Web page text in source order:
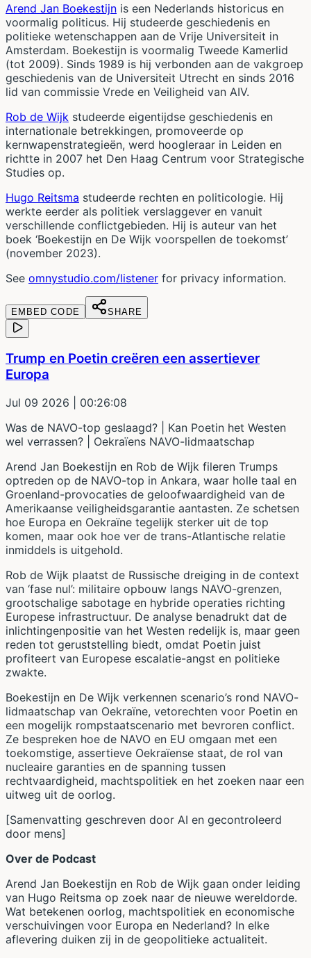
Arend Jan Boekestijn is een Nederlands historicus en
voormalig politicus. Hij studeerde geschiedenis en
politieke wetenschappen aan de Vrije Universiteit in
Amsterdam. Boekestijn is voormalig Tweede Kamerlid
(tot 2009). Sinds 1989 is hij verbonden aan de vakgroep
geschiedenis van de Universiteit Utrecht en sinds 2016
lid van commissie Vrede en Veiligheid van AIV.
Rob de Wijk studeerde eigentijdse geschiedenis en
internationale betrekkingen, promoveerde op
kernwapenstrategieën, werd hoogleraar in Leiden en
richtte in 2007 het Den Haag Centrum voor Strategische
Studies op.
Hugo Reitsma studeerde rechten en politicologie. Hij
werkte eerder als politiek verslaggever en vanuit
verschillende conflictgebieden. Hij is auteur van het
boek ‘Boekestijn en De Wijk voorspellen de toekomst’
(november 2023).
See omnystudio.com/listener for privacy information.
EMBED CODE SHARE
Trump en Poetin creëren een assertiever
Europa
Jul 09 2026 | 00:26:08
Was de NAVO-top geslaagd? | Kan Poetin het Westen
wel verrassen? | Oekraïens NAVO-lidmaatschap
Arend Jan Boekestijn en Rob de Wijk fileren Trumps
optreden op de NAVO-top in Ankara, waar holle taal en
Groenland-provocaties de geloofwaardigheid van de
Amerikaanse veiligheidsgarantie aantasten. Ze schetsen
hoe Europa en Oekraïne tegelijk sterker uit de top
komen, maar ook hoe ver de trans-Atlantische relatie
inmiddels is uitgehold.
Rob de Wijk plaatst de Russische dreiging in de context
van ‘fase nul’: militaire opbouw langs NAVO-grenzen,
grootschalige sabotage en hybride operaties richting
Europese infrastructuur. De analyse benadrukt dat de
inlichtingenpositie van het Westen redelijk is, maar geen
reden tot geruststelling biedt, omdat Poetin juist
profiteert van Europese escalatie-angst en politieke
zwakte.
Boekestijn en De Wijk verkennen scenario’s rond NAVO-
lidmaatschap van Oekraïne, vetorechten voor Poetin en
een mogelijk rompstaatscenario met bevroren conflict.
Ze bespreken hoe de NAVO en EU omgaan met een
toekomstige, assertieve Oekraïense staat, de rol van
nucleaire garanties en de spanning tussen
rechtvaardigheid, machtspolitiek en het zoeken naar een
uitweg uit de oorlog.
[Samenvatting geschreven door AI en gecontroleerd
door mens]
Over de Podcast
Arend Jan Boekestijn en Rob de Wijk gaan onder leiding
van Hugo Reitsma op zoek naar de nieuwe wereldorde.
Wat betekenen oorlog, machtspolitiek en economische
verschuivingen voor Europa en Nederland? In elke
aflevering duiken zij in de geopolitieke actualiteit.